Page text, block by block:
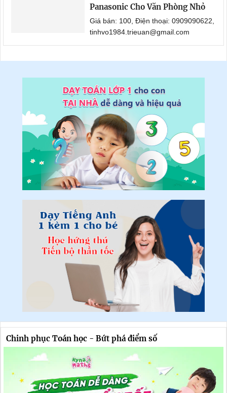
Panasonic Cho Văn Phòng Nhỏ
Giá bán: 100, Điện thoại: 0909090622,
tinhvo1984.trieuan@gmail.com
Chinh phục Toán học - Bứt phá điểm số